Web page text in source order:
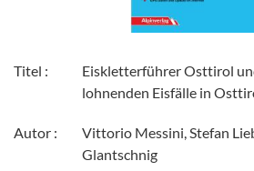
Titel :
Eiskletterführer Osttirol
lohnenden Eisfälle in
Autor :
Vittorio Messini, Stefan
Glantschnig